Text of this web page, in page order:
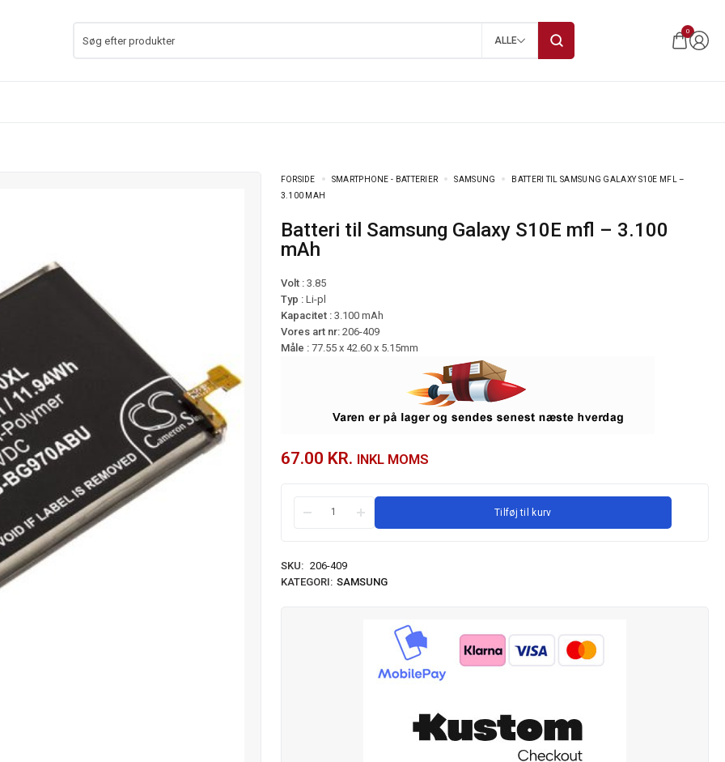
ALLE
0
FORSIDE SMARTPHONE - BATTERIER SAMSUNG
BATTERI TIL SAMSUNG GALAXY S10E MFL –
3.100 MAH
Batteri til Samsung Galaxy S10E mfl – 3.100
mAh
Volt :3.85
Typ : Li-pl
Kapacitet : 3.100 mAh
Vores art nr: 206-409
Måle : 77.55 x 42.60 x 5.15mm
67.00 KR. INKL MOMS
Tilføj til kurv
SKU: 206-409
KATEGORI: SAMSUNG